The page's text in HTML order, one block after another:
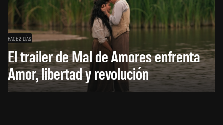
HACE 2 DÍAS
El trailer de Mal de Amores enfrenta
Amor, libertad y revolución